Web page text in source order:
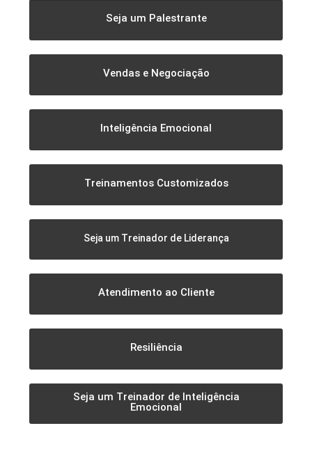
Seja um Palestrante
Vendas e Negociação
Inteligência Emocional
Treinamentos Customizados
Seja um Treinador de Liderança
Atendimento ao Cliente
Resiliência
Seja um Treinador de Inteligência
Emocional